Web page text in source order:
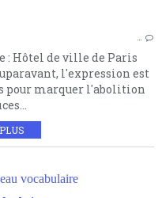
…
: Hôtel de ville de Paris
l'expression est
pour marquer l'abolition
vocabulaire